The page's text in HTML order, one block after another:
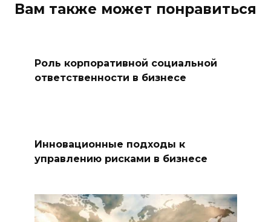
Вам также может понравиться
Роль корпоративной социальной
ответственности в бизнесе
Инновационные подходы к
управлению рисками в бизнесе